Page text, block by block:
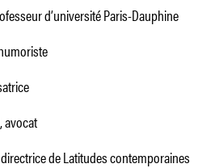
d’université Paris-Dauphine
avocat
de Latitudes contemporaines